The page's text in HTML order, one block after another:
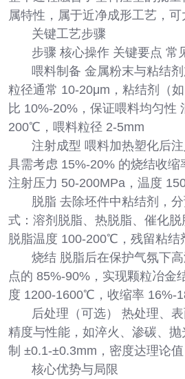
属特性，属于近净成形工艺，可
关键工艺步骤
步骤 核心操作 关键要点 常
喂料制备 金属粉末与粘结
粒径通常 10-20μm，粘结剂（
比 10%-20%，保证喂料均匀性
200℃，喂料粒径 2-5mm
注射成型 喂料加热塑化后
具需考虑 15%-20% 的烧结收
注射压力 50-200MPa，温度
脱脂 去除坯件中粘结剂，
式：溶剂脱脂、热脱脂、催化
脱脂温度 100-200℃，残留粘结
烧结 脱脂后在保护气氛下
点的 85%-90%，实现颗粒冶金
度 1200-1600℃，收缩率 16%-
后处理（可选） 热处理、
精度与性能，如淬火、渗碳、
制 ±0.1-±0.3mm，密度达理论
核心优势与局限